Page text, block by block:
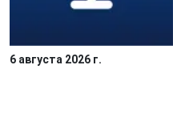
6 августа 2026 г.